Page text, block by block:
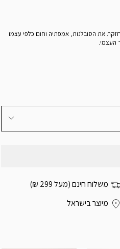
את הסובלנות, אמפתיה וחום כלפי עצמו
העצמי.
משלוח חינם (מעל 299 ₪)
מיוצר בישראל